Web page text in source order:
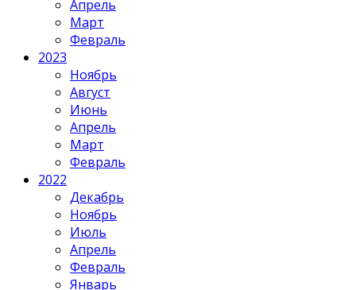
Апрель
Март
Февраль
2023
Ноябрь
Август
Июнь
Апрель
Март
Февраль
2022
Декабрь
Ноябрь
Июль
Апрель
Февраль
Январь